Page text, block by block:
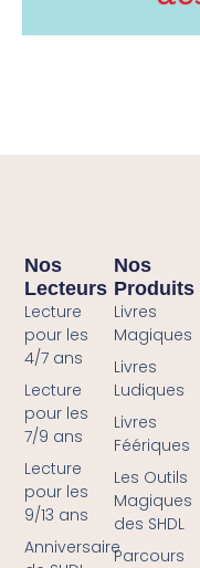
Nos
Produits
Livres
Magiques
Livres
Ludiques
Livres
Féériques
Les Outils
Magiques
des SHDL
Parcours
Nos
Lecteurs
Lecture
pour les
4/7 ans
Lecture
pour les
7/9 ans
Lecture
pour les
9/13 ans
Anniversaire